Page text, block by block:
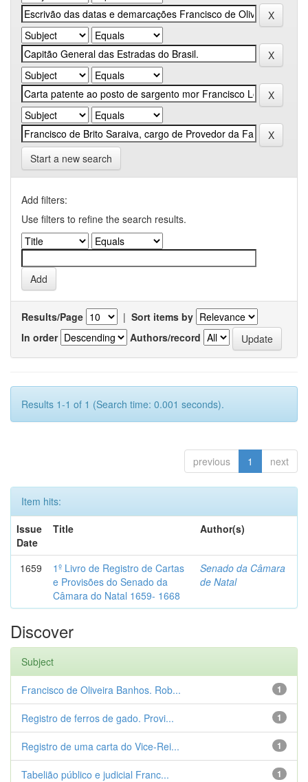
Start a new search
Add filters:
Use filters to refine the search results.
Results/Page | Sort items by
In order
Authors/record
Results 1-1 of 1 (Search time: 0.001 seconds).
previous 1 next
Item hits:
Issue
Date
Title Author(s)
1659
1º Livro de Registro de Cartas
e Provisões do Senado da
Câmara do Natal 1659- 1668
Senado da Câmara
de Natal
Discover
Subject
1
Francisco de Oliveira Banhos. Rob...
1
Registro de ferros de gado. Provi...
1
Registro de uma carta do Vice-Rei...
1
Tabelião público e judicial Franc...